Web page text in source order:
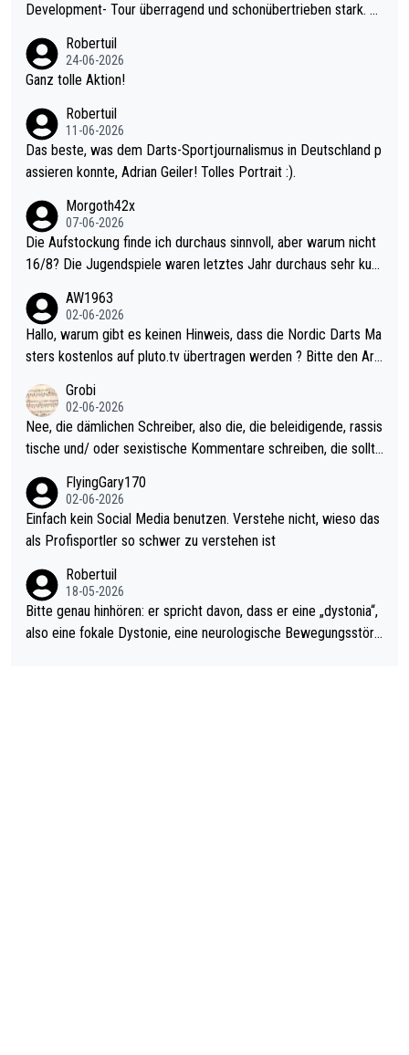
Development- Tour überragend und schonübertrieben stark. U
mal 40+ erst recht. Da gewinnst keinen Blumentopf - ist ja noc
h krasser wie ein Pokalspiel eines Kreisligisten vs einem Bund
Robertuil
24-06-2026
Ganz tolle Aktion!
Robertuil
11-06-2026
Das beste, was dem Darts-Sportjournalismus in Deutschland p
assieren konnte, Adrian Geiler! Tolles Portrait :).
Morgoth42x
07-06-2026
Die Aufstockung finde ich durchaus sinnvoll, aber warum nicht
16/8? Die Jugendspiele waren letztes Jahr durchaus sehr kurz
Allerdings ist Mitchell Lawrie als Nummer 1 der Welt eh qualifi
ziert. Somit ändert die automatische Qualifikation des Weltmei
sters erstmal nichts. Ich denke sie wollen damit für nächstes J
ohl wenig WDF Turniere spielen. Dies war bei Archie Self letzt
es Jahr der Fall. Er musste als amtierender Weltmeister durch
den Qualifier und ich glaube kaum, dass Mitchel sich das (in Ve
gas) antun würde, wenn er doch eigentlich die PDC-WM als Zi
el hat.
AW1963
02-06-2026
Hallo, warum gibt es keinen Hinweis, dass die Nordic Darts Ma
sters kostenlos auf pluto.tv übertragen werden ? Bitte den Arti
Grobi
02-06-2026
Nee, die dämlichen Schreiber, also die, die beleidigende, rassis
tische und/ oder sexistische Kommentare schreiben, die sollte
s Leben in den Griff kriegen. Nur eins wundert mich: Luke Little
r war doch neulich erst derjenige, der über Social Media GvV p
rovoziert hat. Und Littlers Mutter schießt öfters mal gegen Ric
FlyingGary170
02-06-2026
Einfach kein Social Media benutzen. Verstehe nicht, wieso das
als Profisportler so schwer zu verstehen ist
Robertuil
18-05-2026
Bitte genau hinhören: er spricht davon, dass er eine „dystonia“,
also eine fokale Dystonie, eine neurologische Bewegungsstöru